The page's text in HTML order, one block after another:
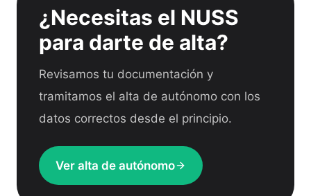
¿Necesitas el NUSS
para darte de alta?
Revisamos tu documentación y
tramitamos el alta de autónomo con los
datos correctos desde el principio.
Ver alta de autónomo